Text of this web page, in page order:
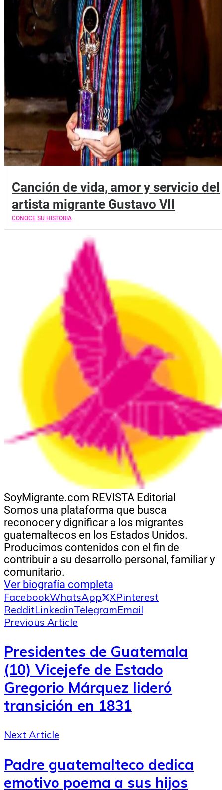
Canción de vida, amor y servicio del
artista migrante Gustavo VII
CONOCE SU HISTORIA
SoyMigrante.com REVISTA Editorial
Somos una plataforma que busca
reconocer y dignificar a los migrantes
guatemaltecos en los Estados Unidos.
Producimos contenidos con el fin de
contribuir a su desarrollo personal, familiar y
comunitario.
Ver biografía completa
FacebookWhatsApp XPinterest
RedditLinkedinTelegramEmail
Previous Article
Presidentes de Guatemala
(10) Vicejefe de Estado
Gregorio Márquez lideró
transición en 1831
Next Article
Padre guatemalteco dedica
emotivo poema a sus hijos